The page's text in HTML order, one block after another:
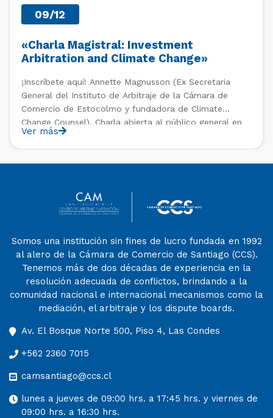
09/12
«Charla Magistral: Investment
Arbitration and Climate Change»
¡Inscríbete aquí! Annette Magnusson (Ex Secretaria
General del Instituto de Arbitraje de la Cámara de
Comercio de Estocolmo y fundadora de Climate
Change Counsel). Charla abierta al público general en
el marco del IV Diploma de Postítulo en Arbitraje
Nacional y Comercial Internacional, organizado por el
Departamento de Derecho Internacional […]
Ver más
Somos una institución sin fines de lucro fundada en 1992
al alero de la Cámara de Comercio de Santiago (CCS).
Tenemos más de dos décadas de experiencia en la
resolución adecuada de conflictos, brindando a la
comunidad nacional e internacional mecanismos como la
mediación, el arbitraje y los dispute boards.
Av. El Bosque Norte 500, Piso 4, Las Condes
+562 2360 7015
camsantiago@ccs.cl
lunes a jueves de 09:00 hrs. a 17:45 hrs. y viernes de
09:00 hrs. a 16:30 hrs.